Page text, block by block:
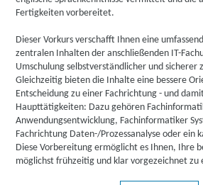
Fertigkeiten vorbereitet.
Dieser Vorkurs verschafft Ihnen eine
zentralen Inhalten der anschließenden IT-
Umschulung selbstverständlicher und sicherer
Gleichzeitig bieten die Inhalte eine bessere
Entscheidung zu einer Fachrichtung - und
Haupttätigkeiten: Dazu gehören
Anwendungsentwicklung, Fachinformatiker
Fachrichtung Daten-/Prozessanalyse oder ein
Diese Vorbereitung ermöglicht es Ihnen, Ihre
möglichst frühzeitig und klar vorgezeichnet zu